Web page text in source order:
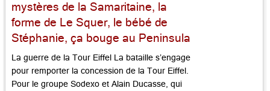
mystères de la Samaritaine, la
forme de Le Squer, le bébé de
Stéphanie, ça bouge au Peninsula
La guerre de la Tour Eiffel La bataille s’engage
pour remporter la concession de la Tour Eiffel.
Pour le groupe Sodexo et Alain Ducasse, qui